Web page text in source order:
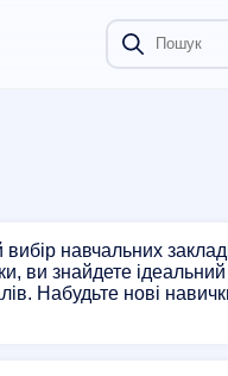
навчальних
ви знайдете
Набудьте нові